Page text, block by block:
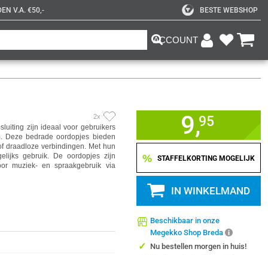
V.A. €50,- BESTE WEBSHOP
ACCOUNT
2x
zijn ideaal voor gebruikers
Deze bedrade oordopjes bieden
draadloze verbindingen. Met hun
gebruik. De oordopjes zijn
muziek- en spraakgebruik via
9,95
% STAFFELKORTING MOGELIJK
IN WINKELMAND
Beschikbaar in onze
Megekko Shop Breda
✓ Nu bestellen morgen in huis!